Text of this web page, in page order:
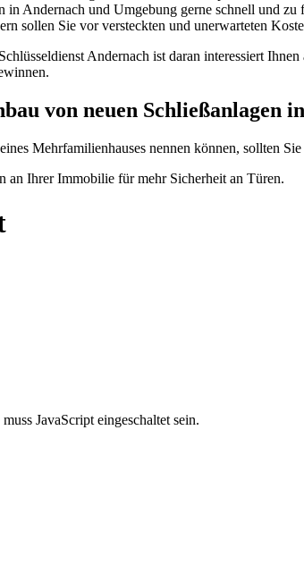
in Andernach und Umgebung gerne schnell und zu
sollen Sie vor versteckten und unerwarteten
Andernach ist daran interessiert
von neuen Schließanlagen
Mehrfamilienhauses nennen können, sollten
an Ihrer Immobilie für mehr Sicherheit an Türen.
JavaScript eingeschaltet sein.